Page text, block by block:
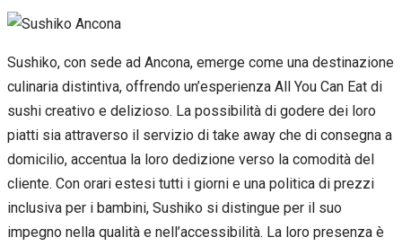
Sushiko, con sede ad Ancona, emerge come una destinazione
culinaria distintiva, offrendo un’esperienza All You Can Eat di
sushi creativo e delizioso. La possibilità di godere dei loro
piatti sia attraverso il servizio di take away che di consegna a
domicilio, accentua la loro dedizione verso la comodità del
cliente. Con orari estesi tutti i giorni e una politica di prezzi
inclusiva per i bambini, Sushiko si distingue per il suo
impegno nella qualità e nell’accessibilità. La loro presenza è